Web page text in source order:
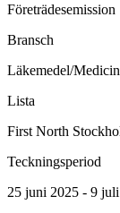
Företrädesemission
Bransch
Läkemedel/Medicin
Lista
First North
Teckningsperiod
25 juni 2025 - 9